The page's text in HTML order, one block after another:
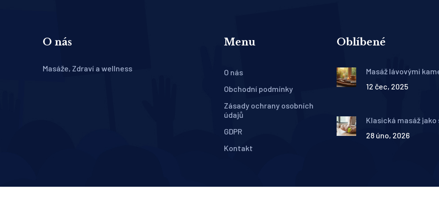
O nás
Masáže, Zdraví a wellness
Menu
O nás
Obchodní podmínky
Zásady ochrany osobních
údajů
GDPR
Kontakt
Oblíbené
Masáž lávovými
12 čec, 2025
Klasická masáž jako
nemáte
28 úno, 2026